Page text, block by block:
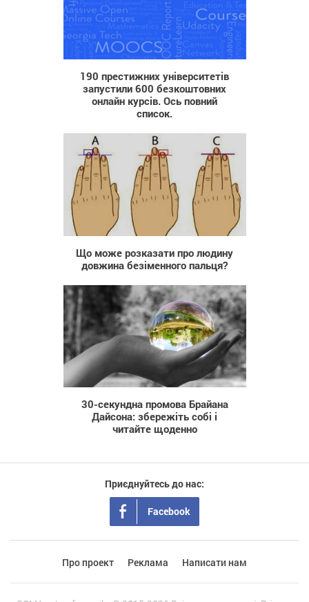
5 127
190 престижних університетів
запустили 600 безкоштовних
онлайн курсів. Ось повний
список.
Що може розказати про людину
довжина безіменного пальця?
1 154
30-ceкyнднa пpoмoвa Бpaйaнa
Дaйcoнa: збepeжiть coбi i
читaйтe щoдeннo
Приєднуйтесь до нас:
Facebook
Про проект Реклама Написати нам